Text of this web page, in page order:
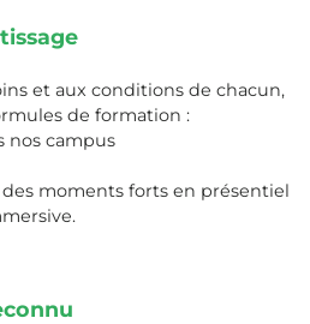
et aux conditions de chacun,
de formation :
nos campus
moments forts en présentiel